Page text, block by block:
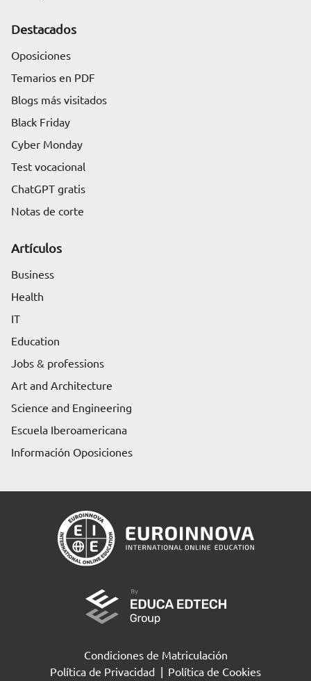
Destacados
Oposiciones
Temarios en PDF
Blogs más visitados
Black Friday
Cyber Monday
Test vocacional
ChatGPT gratis
Notas de corte
Artículos
Business
Health
IT
Education
Jobs & professions
Art and Architecture
Science and Engineering
Escuela Iberoamericana
Información Oposiciones
Condiciones de Matriculación
Política de Privacidad
Política de Cookies